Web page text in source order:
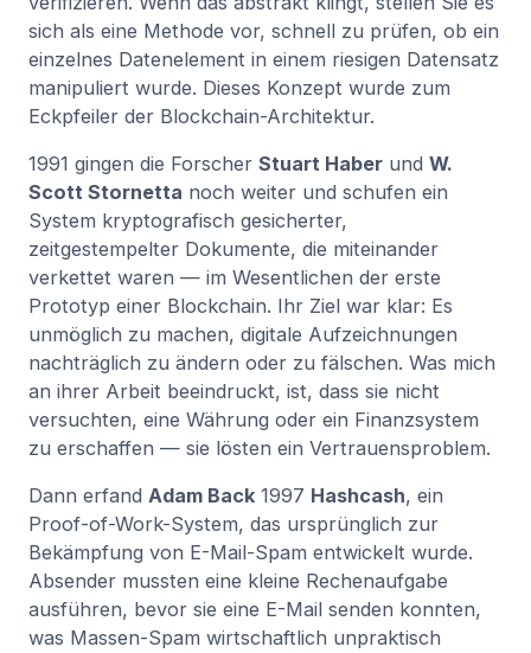
sich als eine Methode vor, schnell zu prüfen, ob ein
einzelnes Datenelement in einem riesigen Datensatz
manipuliert wurde. Dieses Konzept wurde zum
Eckpfeiler der Blockchain-Architektur.
1991 gingen die Forscher Stuart Haber und W.
Scott Stornetta noch weiter und schufen ein
System kryptografisch gesicherter,
zeitgestempelter Dokumente, die miteinander
verkettet waren — im Wesentlichen der erste
Prototyp einer Blockchain. Ihr Ziel war klar: Es
unmöglich zu machen, digitale Aufzeichnungen
nachträglich zu ändern oder zu fälschen. Was mich
an ihrer Arbeit beeindruckt, ist, dass sie nicht
versuchten, eine Währung oder ein Finanzsystem
zu erschaffen — sie lösten ein Vertrauensproblem.
Dann erfand Adam Back 1997 Hashcash, ein
Proof-of-Work-System, das ursprünglich zur
Bekämpfung von E-Mail-Spam entwickelt wurde.
Absender mussten eine kleine Rechenaufgabe
ausführen, bevor sie eine E-Mail senden konnten,
was Massen-Spam wirtschaftlich unpraktisch